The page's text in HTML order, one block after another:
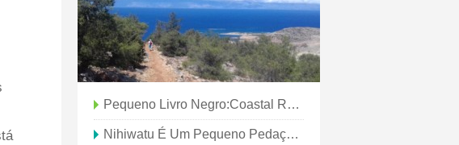
Pequeno Livro Negro:Coastal Rhode Island
Nihiwatu É Um Pequeno Pedaço Do Paraíso Na Indonésia